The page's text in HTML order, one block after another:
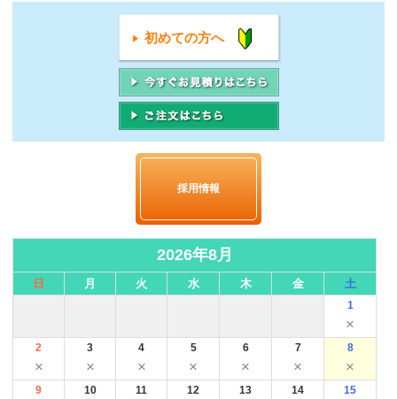
一、当該車両が滅失した場合は、輸送会社が契約する損害保険会社の査定に
基 づく車両代相当額とします。
二、当該車両が毀損した場合は、輸送会社が契約する損害保険会社の査定に
基 づく補修費用とします。
三、当社及び輸送会社が依頼主の指定先に当該車両を引き渡すまでに生じた
事 故等により、当社及び輸送会社が第三者に損害を与えたときは、法律上
の損害 賠償の範囲内において第三者に対する損害を賠償します。
四、当社及び輸送会社の当該車両の一部滅失又は毀損についての責任は、依
依頼主以外の指定先であっても同様とします。
五、車両の毀損についての、小傷やガラスへの飛び石等軽微な傷等について
は、免責となります。
六、車両の瑕疵毀損についての申出は、車両受領前までとし、受領後の車両
状 態等に対するクレーム申出については賠償できません。
七、損害補償等に伴う修理期間中の代車費用、休業損失、営業補償その他一
切 の間接損害・逸失利益については、当社はその責任を負わず、補償・負
担等の 対応は致しかねます。
2、損害賠償の範囲については、輸送運転中時等の過失による、車両下部(下
3.ウェブサイトの御利用について
当社のウェブサイトhttps://www.jikai.jp/（以下、本ウェブサイトといいま
す）の御利用は、以下の条件を遵守いただく必要があります。なお、各条件
は適宜変更されることがありますので、常に最新の情報を御確認ください。
著作権は、当社または正当な権利を有する第三者が保有します。利用目的、
ツにつき、当社を含む各権利者の許諾を得ることなく無断で複製、転用等す
本ウェブサイト内で使用される商号、商標、標章、ロゴマークなどに関する
権利は、当社または正当な権利を有する第三者が保有し、不正競争防止法等
を含む法令で保護されています。本ウェブサイト内の全て又は一部の商号等
につき、当社を含む各権利者の許諾を得ることなく無断で使用などすること
はできません。
当社は、本ウェブサイトにつき、以下のとおり如何なる責任を負うものでは
初めての方へ
採用情報
2026年8月
日 月 火 水 木 金 土
1
×
2
×
3
×
4
×
5
×
6
×
7
×
8
×
9 10 11 12 13 14 15